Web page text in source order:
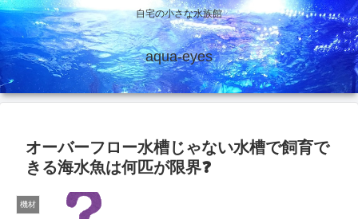
自宅の小さな水族館
aqua-eyes
オーバーフロー水槽じゃない水槽で飼育で
きる海水魚は何匹が限界❓
機材